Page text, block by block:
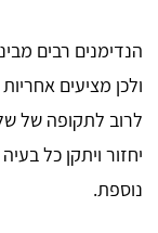
הנדימנים רבים
ולכן מציעים
לרוב לתקופה של
יחזור ויתקן כל
נוספת.